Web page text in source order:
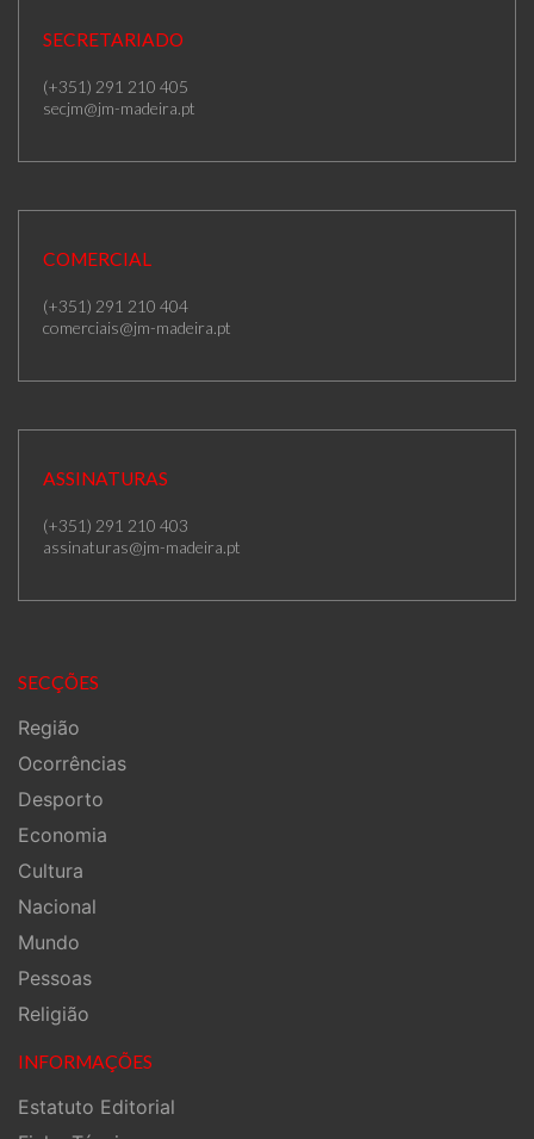
SECRETARIADO
(+351) 291 210 405
secjm@jm-madeira.pt
COMERCIAL
(+351) 291 210 404
comerciais@jm-madeira.pt
ASSINATURAS
(+351) 291 210 403
assinaturas@jm-madeira.pt
SECÇÕES
Região
Ocorrências
Desporto
Economia
Cultura
Nacional
Mundo
Pessoas
Religião
INFORMAÇÕES
Estatuto Editorial